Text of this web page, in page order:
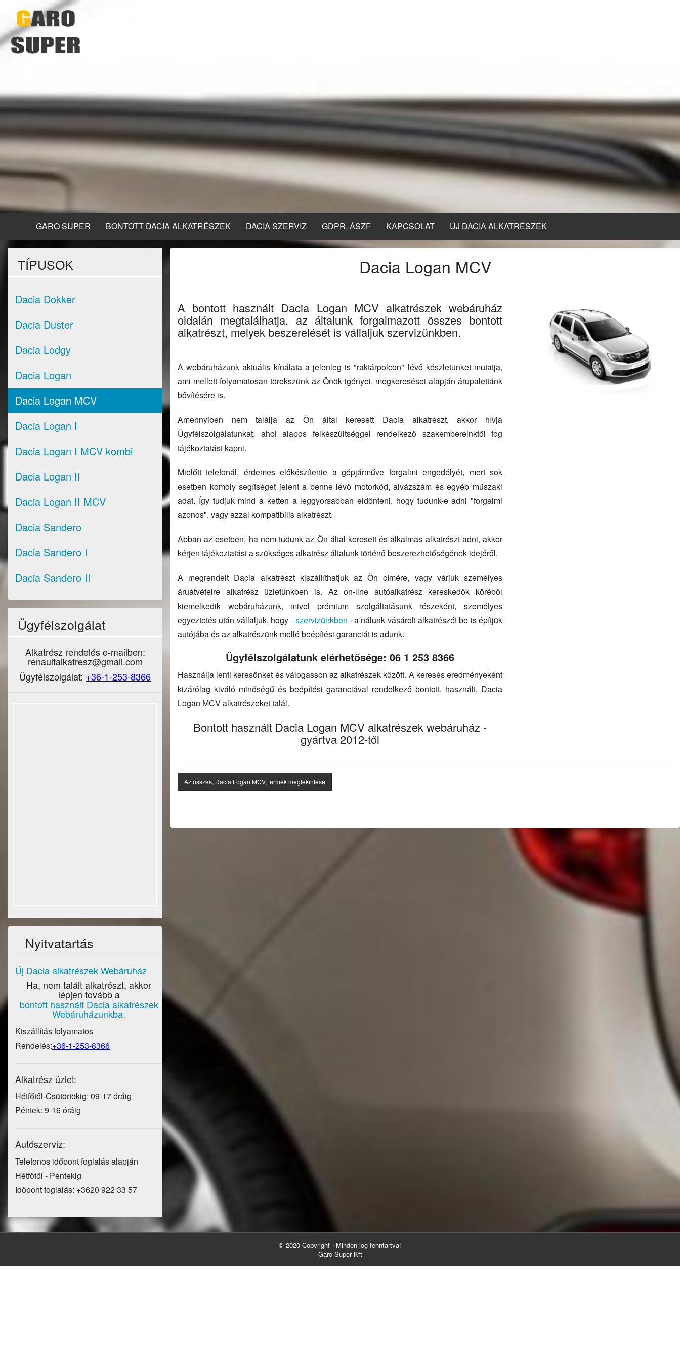
GARO SUPER BONTOTT DACIA ALKATRÉSZEK DACIA SZERVIZ GDPR, ÁSZF KAPCSOLAT ÚJ DACIA ALKATRÉSZEK
Dacia Logan MCV
A bontott használt Dacia Logan MCV alkatrészek webáruház
oldalán megtalálhatja, az általunk forgalmazott összes bontott
alkatrészt, melyek beszerelését is vállaljuk szervizünkben.
A webáruházunk aktuális kínálata a jelenleg is "raktárpolcon" lévő készletünket mutatja,
ami mellett folyamatosan törekszünk az Önök igényei, megkeresései alapján árupalettánk
bővítésére is.
Amennyiben nem találja az Ön által keresett Dacia alkatrészt, akkor hívja
Ügyfélszolgálatunkat, ahol alapos felkészültséggel rendelkező szakembereinktől fog
tájékoztatást kapni.
Mielőtt telefonál, érdemes előkészítenie a gépjárműve forgalmi engedélyét, mert sok
esetben komoly segítséget jelent a benne lévő motorkód, alvázszám és egyéb műszaki
adat. Így tudjuk mind a ketten a leggyorsabban eldönteni, hogy tudunk-e adni "forgalmi
azonos", vagy azzal kompatibilis alkatrészt.
Abban az esetben, ha nem tudunk az Ön által keresett és alkalmas alkatrészt adni, akkor
kérjen tájékoztatást a szükséges alkatrész általunk történő beszerezhetőségének idejéről.
A megrendelt Dacia alkatrészt kiszállíthatjuk az Ön címére, vagy várjuk személyes
áruátvételre alkatrész üzletünkben is. Az on-line autóalkatrész kereskedők köréből
kiemelkedik webáruházunk, mivel prémium szolgáltatásunk részeként, személyes
egyeztetés után vállaljuk, hogy - szervizünkben - a nálunk vásárolt alkatrészét be is építjük
autójába és az alkatrészünk mellé beépítési garanciát is adunk.
Ügyfélszolgálatunk elérhetősége: 06 1 253 8366
Használja lenti keresőnket és válogasson az alkatrészek között. A keresés eredményeként
kizárólag kiváló minőségű és beépítési garanciával rendelkező bontott, használt, Dacia
Logan MCV alkatrészeket talál.
Bontott használt Dacia Logan MCV alkatrészek webáruház -
gyártva 2012-től
Az összes, Dacia Logan MCV, termék megtekintése
TÍPUSOK
Dacia Dokker
Dacia Duster
Dacia Lodgy
Dacia Logan
Dacia Logan MCV
Dacia Logan I
Dacia Logan I MCV kombi
Dacia Logan II
Dacia Logan II MCV
Dacia Sandero
Dacia Sandero I
Dacia Sandero II
Ügyfélszolgálat
Alkatrész rendelés e-mailben:
renaultalkatresz@gmail.com
Ügyfélszolgálat: +36-1-253-8366
Nyitvatartás
Új Dacia alkatrészek Webáruház
Ha, nem talált alkatrészt, akkor
lépjen tovább a
bontott használt Dacia alkatrészek
Webáruházunkba.
Kiszállítás folyamatos
Rendelés:+36-1-253-8366
Alkatrész üzlet:
Hétfőtől-Csütörtökig: 09-17 óráig
Péntek: 9-16 óráig
Autószerviz:
Telefonos időpont foglalás alapján
Hétfőtől - Péntekig
Időpont foglalás: +3620 922 33 57
© 2020 Copyright - Minden jog fenntartva!
Garo Super Kft